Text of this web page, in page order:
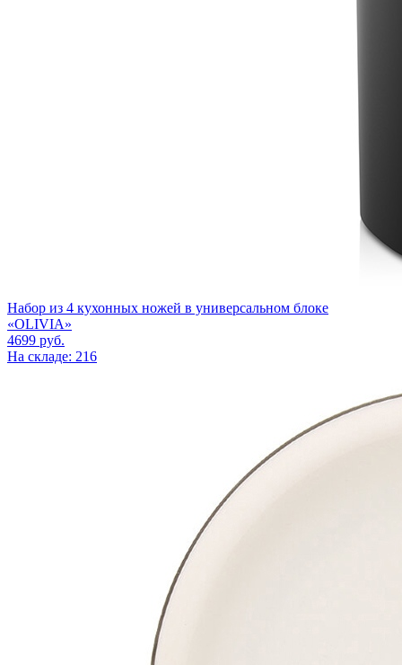
Набор из 4 кухонных ножей в универсальном блоке
«OLIVIA»
4699 руб.
На складе: 216